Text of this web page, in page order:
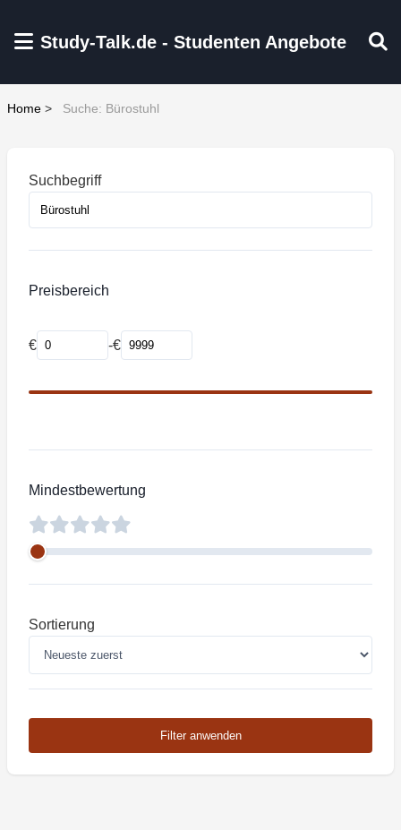
Study-Talk.de - Studenten Angebote
Home > Suche: Bürostuhl
Suchbegriff
Preisbereich
Mindestpreis
€ -
Maximalpreis
€
Mindestbewertung
Sortierung
Filter anwenden